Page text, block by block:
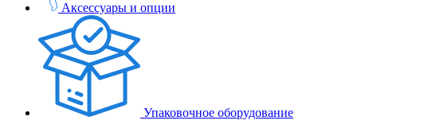
Аксессуары и опции
Упаковочное оборудование